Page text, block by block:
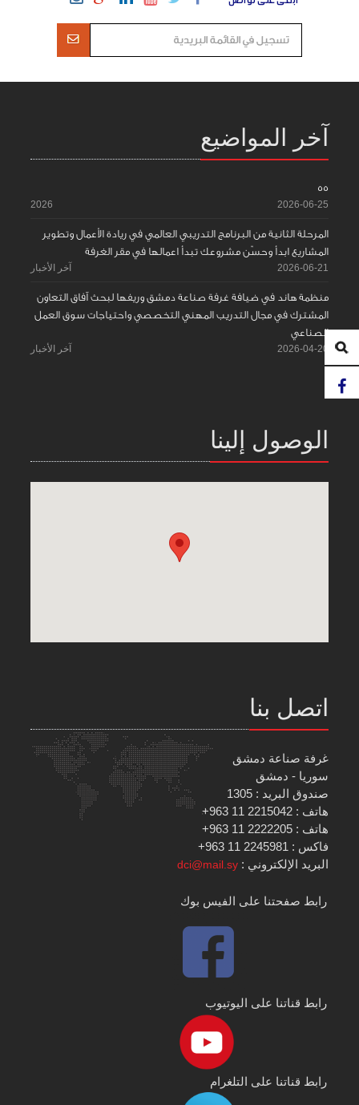
آخر المواضيع
55
2026-06-25
2026
المرحلة الثانية من البرنامج التدريبي العالمي في ريادة الأعمال وتطوير
المشاريع ابدأ وحسّن مشروعك تبدأ اعمالها في مقر الغرفة
2026-06-21 آخر الأخبار
منظمة هاند في ضيافة غرفة صناعة دمشق وريفها لبحث آفاق التعاون
المشترك في مجال التدريب المهني التخصصي واحتياجات سوق العمل
الصناعي
2026-04-20 آخر الأخبار
الوصول إلينا
اتصل بنا
غرفة صناعة دمشق
سوريا - دمشق
صندوق البريد : 1305
هاتف : 2215042 11 963+
هاتف : 2222205 11 963+
فاكس : 2245981 11 963+
البريد الإلكتروني :dci@mail.sy
رابط صفحتنا على الفيس بوك
رابط قناتنا على اليوتيوب
رابط قناتنا على التلغرام